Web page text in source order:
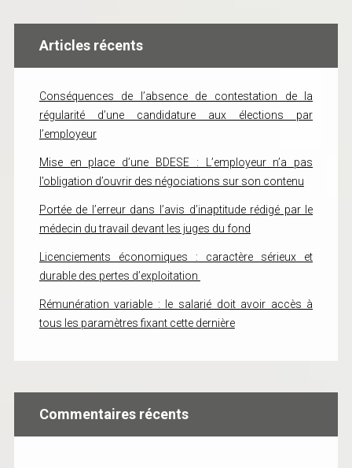
Articles récents
Conséquences de l’absence de contestation de la
régularité d’une candidature aux élections par
l’employeur
Mise en place d’une BDESE : L’employeur n’a pas
l’obligation d’ouvrir des négociations sur son contenu
Portée de l’erreur dans l’avis d’inaptitude rédigé par le
médecin du travail devant les juges du fond
Licenciements économiques : caractère sérieux et
durable des pertes d’exploitation
Rémunération variable : le salarié doit avoir accès à
tous les paramètres fixant cette dernière
Commentaires récents